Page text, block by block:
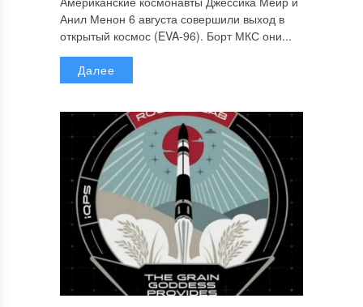
Анил Менон 6 августа совершили выход в
открытый космос (EVA-96). Борт МКС они...
Далее